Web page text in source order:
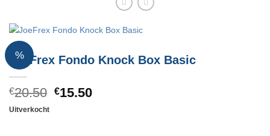
%
JoeFrex Fondo Knock Box Basic
€20.50 Oorspronkelijke
€15.50Huidige
Uitverkocht